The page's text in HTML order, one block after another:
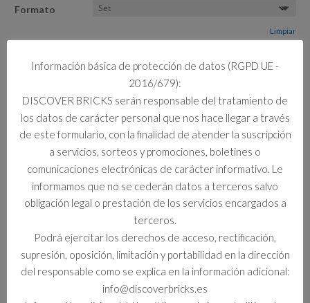
Formato
Limpiar
1 disponibles
SCUDERIA
FERRARI
HP:
cantidad
Añadir al carrito
Información adicional
Información adicional
Formato
Set
Información básica de protección de datos (RGPD UE -
2016/679):
DISCOVER BRICKS serán responsable del tratamiento de
los datos de carácter personal que nos hace llegar a través
de este formulario, con la finalidad de atender la suscripción
a servicios, sorteos y promociones, boletines o
comunicaciones electrónicas de carácter informativo. Le
informamos que no se cederán datos a terceros salvo
obligación legal o prestación de los servicios encargados a
terceros.
Podrá ejercitar los derechos de acceso, rectificación,
supresión, oposición, limitación y portabilidad en la dirección
del responsable como se explica en la información adicional:
info@discoverbricks.es